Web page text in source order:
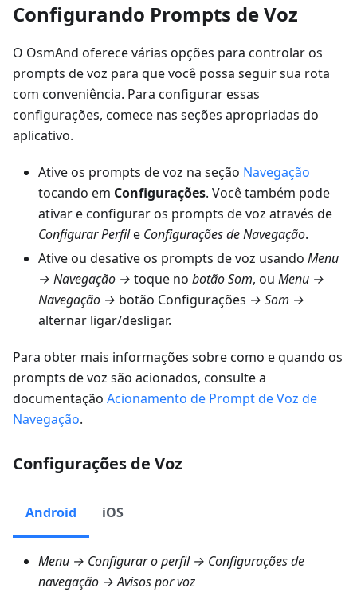
Configurando Prompts de Voz
O OsmAnd oferece várias opções para controlar os
prompts de voz para que você possa seguir sua rota
com conveniência. Para configurar essas
configurações, comece nas seções apropriadas do
aplicativo.
Ative os prompts de voz na seção Navegação
tocando em Configurações. Você também pode
ativar e configurar os prompts de voz através de
Configurar Perfile Configurações de Navegação.
Ative ou desative os prompts de voz usando Menu
→ Navegação → toque no botão Som, ou Menu →
Navegação → botão Configurações → Som →
alternar ligar/desligar.
Para obter mais informações sobre como e quando os
prompts de voz são acionados, consulte a
documentação Acionamento de Prompt de Voz de
Navegação.
Configurações de Voz
Android iOS
Menu → Configurar o perfil → Configurações de
navegação → Avisos por voz